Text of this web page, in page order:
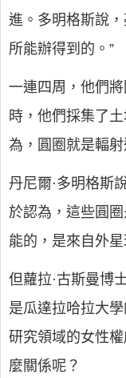
進。多明格斯說
所能辦得到的。”
一連四周，他們
時，他們採集了
為，圓圈就是輻射
丹尼爾·多明格斯
於認為，這些圓
能的，是來自外
但蘿拉·古斯曼博
是瓜達拉哈拉大
研究領域的女性
麼關係呢？